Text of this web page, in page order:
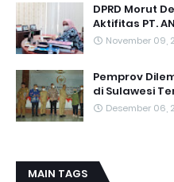
DPRD Morut
Aktifitas PT.
November 09,
Pemprov
di Sulawesi
Desember 06,
MAIN TAGS